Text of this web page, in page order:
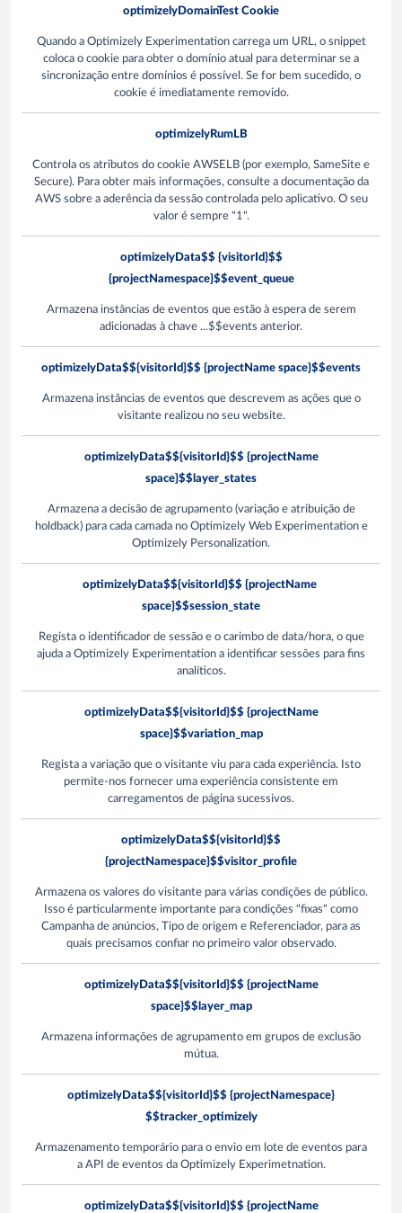
optimizelyDomainTest Cookie
Quando a Optimizely Experimentation carrega um URL, o snippet
coloca o cookie para obter o domínio atual para determinar se a
sincronização entre domínios é possível. Se for bem sucedido, o
cookie é imediatamente removido.
optimizelyRumLB
Controla os atributos do cookie AWSELB (por exemplo, SameSite e
Secure). Para obter mais informações, consulte a documentação da
AWS sobre a aderência da sessão controlada pelo aplicativo. O seu
valor é sempre "1".
optimizelyData$$ {visitorId}$$
{projectNamespace}$$event_queue
Armazena instâncias de eventos que estão à espera de serem
adicionadas à chave ...$$events anterior.
optimizelyData$${visitorId}$$ {projectName space}$$events
Armazena instâncias de eventos que descrevem as ações que o
visitante realizou no seu website.
optimizelyData$${visitorId}$$ {projectName
space}$$layer_states
Armazena a decisão de agrupamento (variação e atribuição de
holdback) para cada camada no Optimizely Web Experimentation e
Optimizely Personalization.
optimizelyData$${visitorId}$$ {projectName
space}$$session_state
Regista o identificador de sessão e o carimbo de data/hora, o que
ajuda a Optimizely Experimentation a identificar sessões para fins
analíticos.
optimizelyData$${visitorId}$$ {projectName
space}$$variation_map
Regista a variação que o visitante viu para cada experiência. Isto
permite-nos fornecer uma experiência consistente em
carregamentos de página sucessivos.
optimizelyData$${visitorId}$$
{projectNamespace}$$visitor_profile
Armazena os valores do visitante para várias condições de público.
Isso é particularmente importante para condições "fixas" como
Campanha de anúncios, Tipo de origem e Referenciador, para as
quais precisamos confiar no primeiro valor observado.
optimizelyData$${visitorId}$$ {projectName
space}$$layer_map
Armazena informações de agrupamento em grupos de exclusão
mútua.
optimizelyData$${visitorId}$$ {projectNamespace}
$$tracker_optimizely
Armazenamento temporário para o envio em lote de eventos para
a API de eventos da Optimizely Experimetnation.
optimizelyData$${visitorId}$$ {projectName